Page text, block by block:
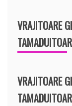
VRAJITOARE
VRAJITOARE